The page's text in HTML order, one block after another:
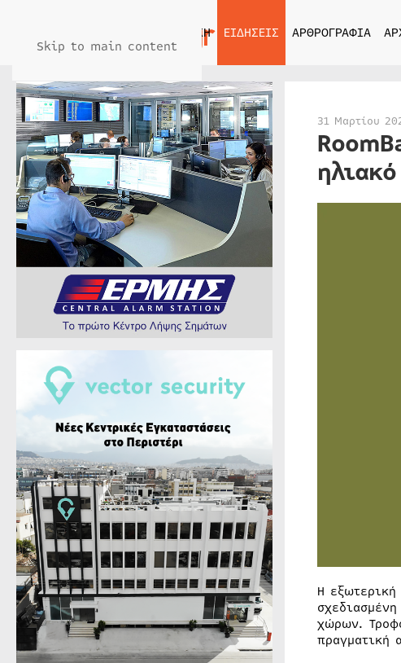
Skip to main content
ΑΡΧΙΚΗ ΕΙΔΗΣΕΙΣ ΑΡΘΡΟΓΡΑΦΙΑ
31 Μαρτίου
Η
χώρων.
πραγματική